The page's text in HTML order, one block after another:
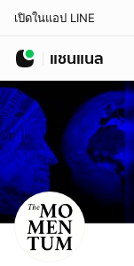
เปิดในแอป LINE
แชนแนล